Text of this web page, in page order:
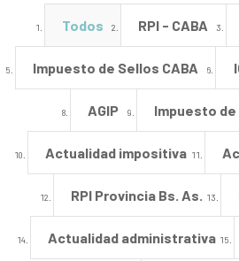
Todos RPI - CABA
Impuesto de Sellos CABA
AGIP Impuesto de
Actualidad impositiva
RPI Provincia Bs. As.
Actualidad administrativa